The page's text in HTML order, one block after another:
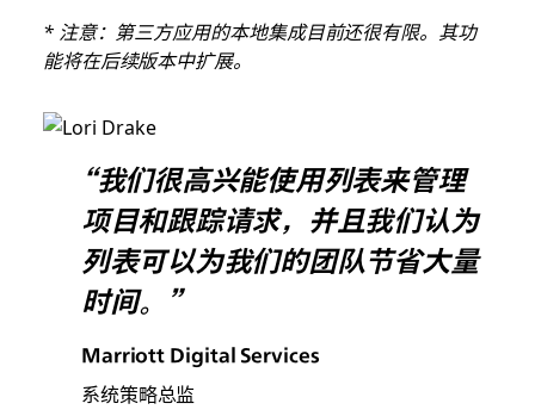
* 注意：第三方应用的本地集成目前还很有限。其功
能将在后续版本中扩展。
“我们很高兴能使用列表来管理
项目和跟踪请求，并且我们认为
列表可以为我们的团队节省大量
时间。”
Marriott Digital Services
系统策略总监